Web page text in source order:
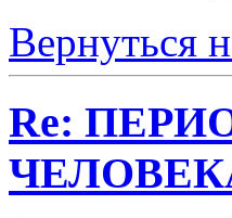
Вернуться
Re: